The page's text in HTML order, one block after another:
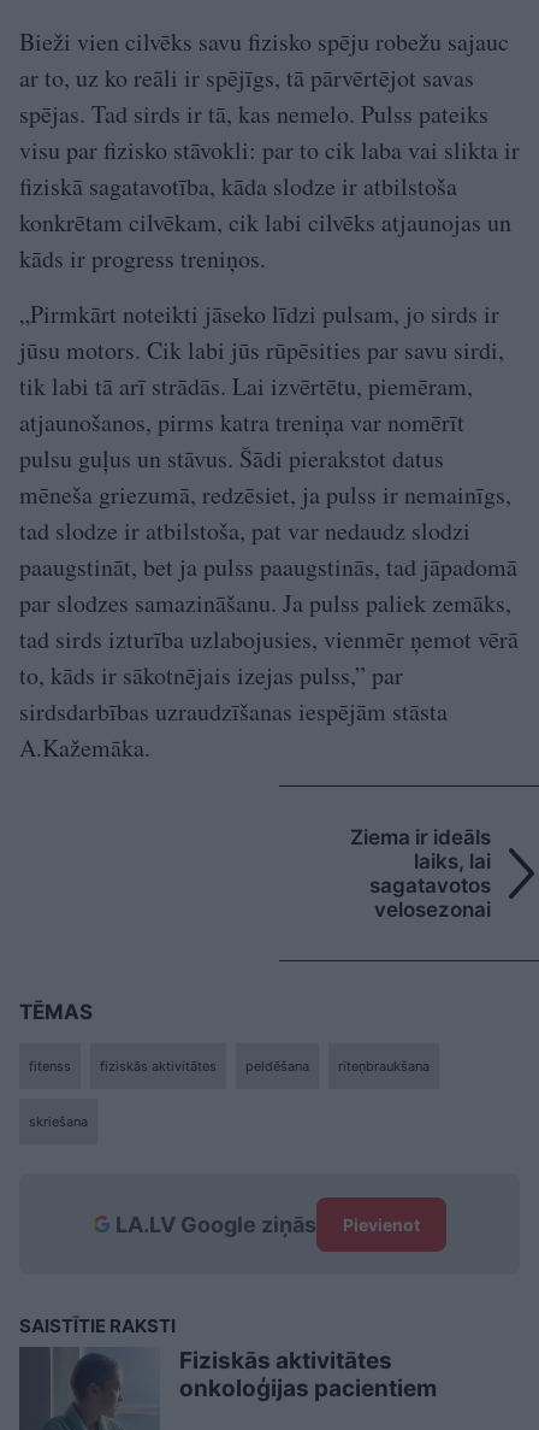
Bieži vien cilvēks savu fizisko spēju robežu sajauc
ar to, uz ko reāli ir spējīgs, tā pārvērtējot savas
spējas. Tad sirds ir tā, kas nemelo. Pulss pateiks
visu par fizisko stāvokli: par to cik laba vai slikta ir
fiziskā sagatavotība, kāda slodze ir atbilstoša
konkrētam cilvēkam, cik labi cilvēks atjaunojas un
kāds ir progress treniņos.
„Pirmkārt noteikti jāseko līdzi pulsam, jo sirds ir
jūsu motors. Cik labi jūs rūpēsities par savu sirdi,
tik labi tā arī strādās. Lai izvērtētu, piemēram,
atjaunošanos, pirms katra treniņa var nomērīt
pulsu guļus un stāvus. Šādi pierakstot datus
mēneša griezumā, redzēsiet, ja pulss ir nemainīgs,
tad slodze ir atbilstoša, pat var nedaudz slodzi
paaugstināt, bet ja pulss paaugstinās, tad jāpadomā
par slodzes samazināšanu. Ja pulss paliek zemāks,
tad sirds izturība uzlabojusies, vienmēr ņemot vērā
to, kāds ir sākotnējais izejas pulss,” par
sirdsdarbības uzraudzīšanas iespējām stāsta
A.Kažemāka.
Ziema ir ideāls
laiks, lai
sagatavotos
velosezonai
TĒMAS
fitenss fiziskās aktivitātes peldēšana riteņbraukšana
skriešana
LA.LV Google ziņās Pievienot
SAISTĪTIE RAKSTI
Fiziskās aktivitātes
onkoloģijas pacientiem